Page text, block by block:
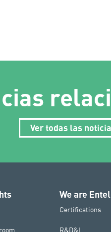
Ver todas las
We are
Certifications
R&D&I